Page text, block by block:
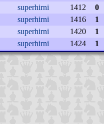
superhirni 1412
0
superhirni 1416
1
superhirni 1420
1
superhirni 1424 1